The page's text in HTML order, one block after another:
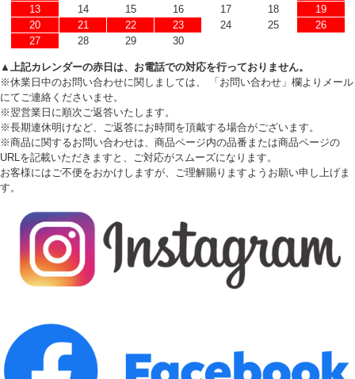
13
14 15 16 17 18
19
20
21 22 23 24 25
26
27
28 29 30
▲上記カレンダーの赤日は、お電話での対応を行っておりません。
※休業日中のお問い合わせに関しましては、 「お問い合わせ」欄よりメール
にてご連絡くださいませ。
※翌営業日に順次ご返答いたします。
※長期連休明けなど、ご返答にお時間を頂戴する場合がございます。
※商品に関するお問い合わせは、商品ページ内の品番または商品ページの
URLを記載いただきますと、ご対応がスムーズになります。
お客様にはご不便をおかけしますが、ご理解賜りますようお願い申し上げま
す。